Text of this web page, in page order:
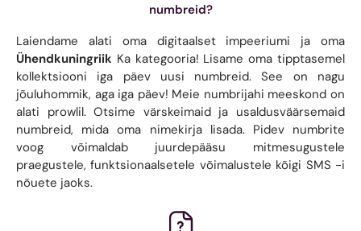
numbreid?
Laiendame alati oma digitaalset impeeriumi ja oma
Ühendkuningriik Ka kategooria! Lisame oma tipptasemel
kollektsiooni iga päev uusi numbreid. See on nagu
jõuluhommik, aga iga päev! Meie numbrijahi meeskond on
alati prowlil. Otsime värskeimaid ja usaldusväärsemaid
numbreid, mida oma nimekirja lisada. Pidev numbrite
voog võimaldab juurdepääsu mitmesugustele
praegustele, funktsionaalsetele võimalustele kõigi SMS -i
nõuete jaoks.